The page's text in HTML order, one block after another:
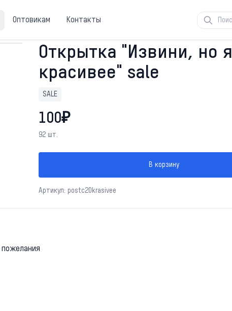
Оптовикам Контакты
Открытка "Извини, но я
красивее" sale
SALE
100₽
92 шт.
В корзину
Артикул: postc20krasivee
пожелания